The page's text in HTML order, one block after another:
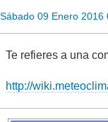
Sábado 09 Enero 2016
Te refieres a una
http://